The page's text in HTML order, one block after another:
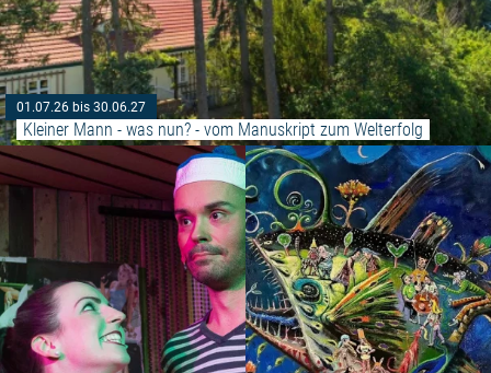
01.07.26 bis 30.06.27
Kleiner Mann - was nun? - vom Manuskript zum Welterfolg
Weiterlesen: "Die Hafen-